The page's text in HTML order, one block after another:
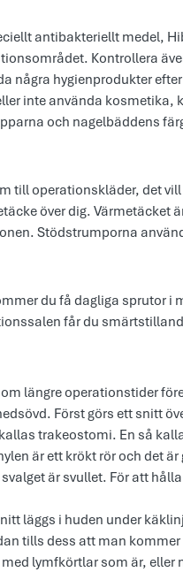
antibakteriellt medel,
Kontrollera
några hygienprodukter
inte använda kosmetika,
och nagelbäddens
till operationskläder, det
över dig. Värmetäcket
Stödstrumporna
du få dagliga sprutor i
får du
längre operationstider
Först görs ett snitt
trakeostomi. En så
är ett krökt rör och det
är svullet. För att
läggs i huden under
tills dess att man
lymfkörtlar som är, eller